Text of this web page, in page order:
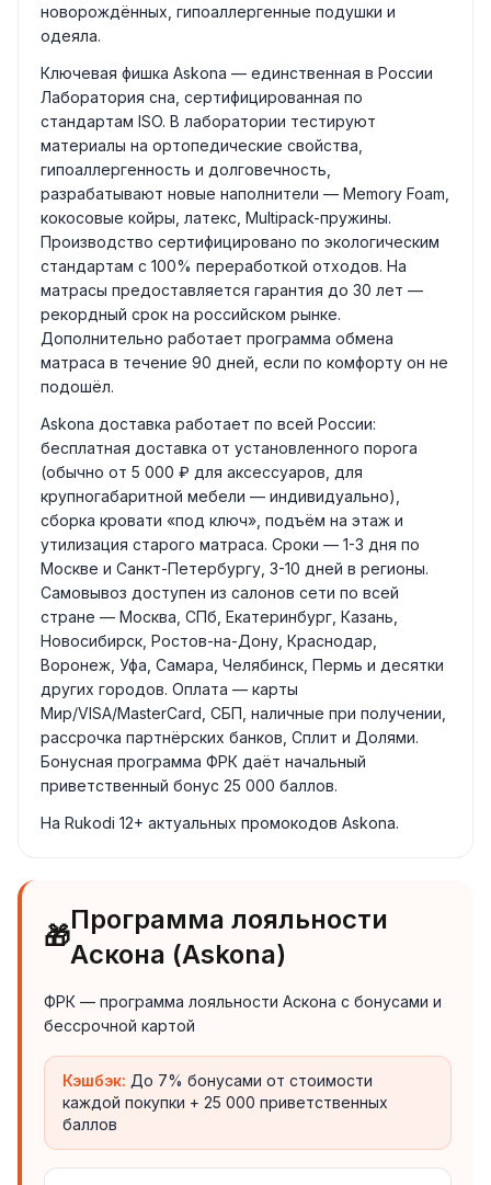
новорождённых, гипоаллергенные подушки и
одеяла.
Ключевая фишка Askona — единственная в России
Лаборатория сна, сертифицированная по
стандартам ISO. В лаборатории тестируют
материалы на ортопедические свойства,
гипоаллергенность и долговечность,
разрабатывают новые наполнители — Memory Foam,
кокосовые койры, латекс, Multipack-пружины.
Производство сертифицировано по экологическим
стандартам с 100% переработкой отходов. На
матрасы предоставляется гарантия до 30 лет —
рекордный срок на российском рынке.
Дополнительно работает программа обмена
матраса в течение 90 дней, если по комфорту он не
подошёл.
Askona доставка работает по всей России:
бесплатная доставка от установленного порога
(обычно от 5 000 ₽ для аксессуаров, для
крупногабаритной мебели — индивидуально),
сборка кровати «под ключ», подъём на этаж и
утилизация старого матраса. Сроки — 1-3 дня по
Москве и Санкт-Петербургу, 3-10 дней в регионы.
Самовывоз доступен из салонов сети по всей
стране — Москва, СПб, Екатеринбург, Казань,
Новосибирск, Ростов-на-Дону, Краснодар,
Воронеж, Уфа, Самара, Челябинск, Пермь и десятки
других городов. Оплата — карты
Мир/VISA/MasterCard, СБП, наличные при получении,
рассрочка партнёрских банков, Сплит и Долями.
Бонусная программа ФРК даёт начальный
приветственный бонус 25 000 баллов.
На Rukodi 12+ актуальных промокодов Askona.
🎁
Программа лояльности
Аскона (Askona)
ФРК — программа лояльности Аскона с бонусами и
бессрочной картой
Кэшбэк: До 7% бонусами от стоимости
каждой покупки + 25 000 приветственных
баллов